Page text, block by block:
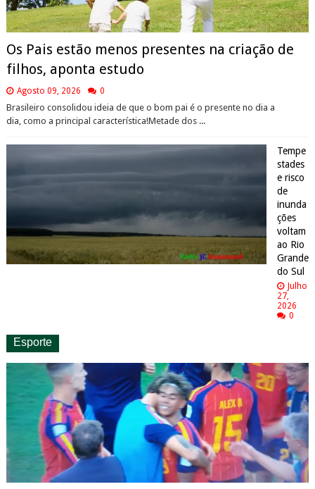
Os Pais estão menos presentes na criação de
filhos, aponta estudo
Agosto 09, 2026 0
Brasileiro consolidou ideia de que o bom pai é o presente no dia a
dia, como a principal característica!Metade dos ...
Tempe
stades
e risco
de
inunda
ções
voltam
ao Rio
Grande
do Sul
Julho
27,
2026
0
Esporte